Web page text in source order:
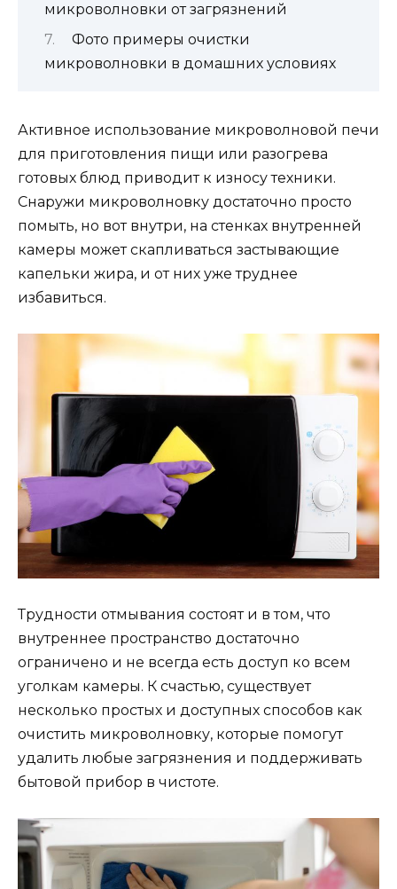
микроволновки от загрязнений
Фото примеры очистки
микроволновки в домашних условиях
Активное использование микроволновой печи
для приготовления пищи или разогрева
готовых блюд приводит к износу техники.
Снаружи микроволновку достаточно просто
помыть, но вот внутри, на стенках внутренней
камеры может скапливаться застывающие
капельки жира, и от них уже труднее
избавиться.
Трудности отмывания состоят и в том, что
внутреннее пространство достаточно
ограничено и не всегда есть доступ ко всем
уголкам камеры. К счастью, существует
несколько простых и доступных способов как
очистить микроволновку, которые помогут
удалить любые загрязнения и поддерживать
бытовой прибор в чистоте.